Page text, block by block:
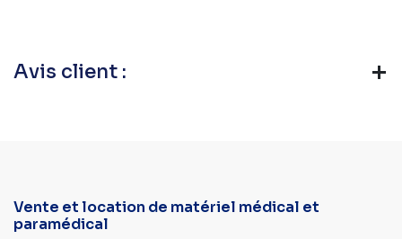
Avis client :
Vente et location de matériel médical et
paramédical